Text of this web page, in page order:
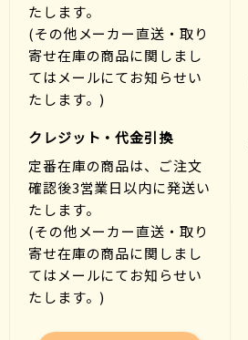
たします。
(その他メーカー直送・取り
寄せ在庫の商品に関しまし
てはメールにてお知らせい
たします。)
クレジット・代金引換
定番在庫の商品は、ご注文
確認後3営業日以内に発送い
たします。
(その他メーカー直送・取り
寄せ在庫の商品に関しまし
てはメールにてお知らせい
たします。)